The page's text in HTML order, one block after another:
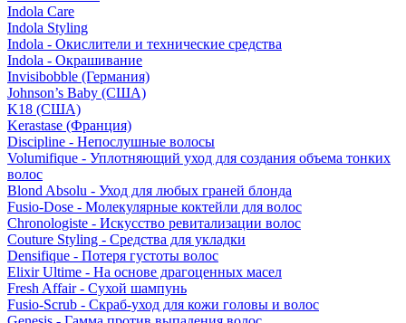
Indola Care
Indola Styling
Indola - Окислители и технические средства
Indola - Окрашивание
Invisibobble (Германия)
Johnson’s Baby (США)
K18 (США)
Kerastase (Франция)
Discipline - Непослушные волосы
Volumifique - Уплотняющий уход для создания объема тонких
волос
Blond Absolu - Уход для любых граней блонда
Fusio-Dose - Молекулярные коктейли для волос
Chronologiste - Искусство ревитализации волос
Couture Styling - Средства для укладки
Densifique - Потеря густоты волос
Elixir Ultime - На основе драгоценных масел
Fresh Affair - Сухой шампунь
Fusio-Scrub - Скраб-уход для кожи головы и волос